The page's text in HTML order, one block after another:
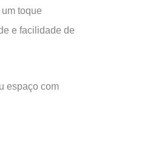
toque
e facilidade de
espaço com